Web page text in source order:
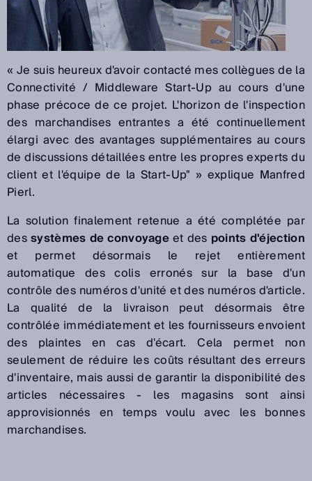
« Je suis heureux d'avoir contacté mes collègues de la
Connectivité / Middleware Start-Up au cours d'une
phase précoce de ce projet. L'horizon de l'inspection
des marchandises entrantes a été continuellement
élargi avec des avantages supplémentaires au cours
de discussions détaillées entre les propres experts du
client et l'équipe de la Start-Up" » explique Manfred
Pierl.
La solution finalement retenue a été complétée par
dessystèmes de convoyageet des points d'éjection
et permet désormais le rejet entièrement
automatique des colis erronés sur la base d'un
contrôle des numéros d'unité et des numéros d'article.
La qualité de la livraison peut désormais être
contrôlée immédiatement et les fournisseurs envoient
des plaintes en cas d'écart. Cela permet non
seulement de réduire les coûts résultant des erreurs
d'inventaire, mais aussi de garantir la disponibilité des
articles nécessaires - les magasins sont ainsi
approvisionnés en temps voulu avec les bonnes
marchandises.